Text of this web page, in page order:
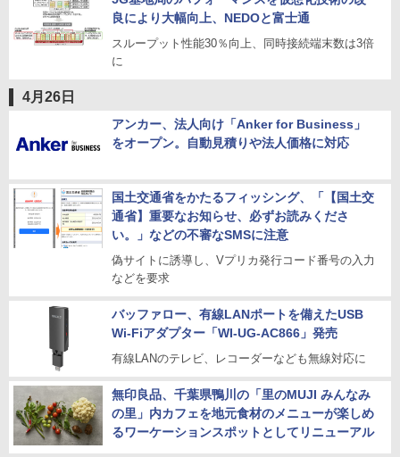
良により大幅向上、NEDOと富士通
スループット性能30％向上、同時接続端末数は3倍
に
4月26日
アンカー、法人向け「Anker for Business」
をオープン。自動見積りや法人価格に対応
国土交通省をかたるフィッシング、「【国土交
通省】重要なお知らせ、必ずお読みくださ
い。」などの不審なSMSに注意
偽サイトに誘導し、Vプリカ発行コード番号の入力
などを要求
バッファロー、有線LANポートを備えたUSB
Wi-Fiアダプター「WI-UG-AC866」発売
有線LANのテレビ、レコーダーなども無線対応に
無印良品、千葉県鴨川の「里のMUJI みんなみ
の里」内カフェを地元食材のメニューが楽しめ
るワーケーションスポットとしてリニューアル